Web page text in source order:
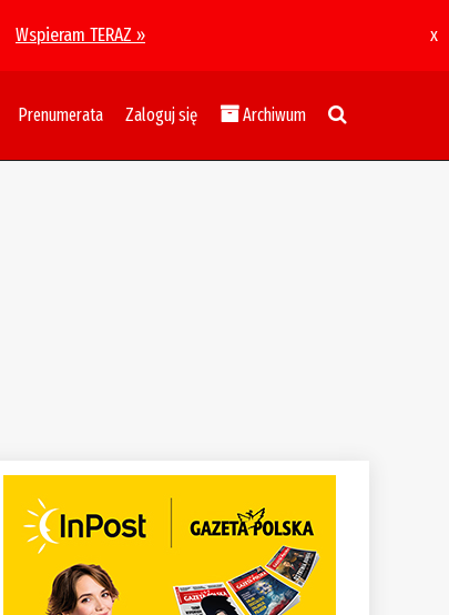
Wspieram TERAZ » x
Prenumerata Zaloguj się Archiwum